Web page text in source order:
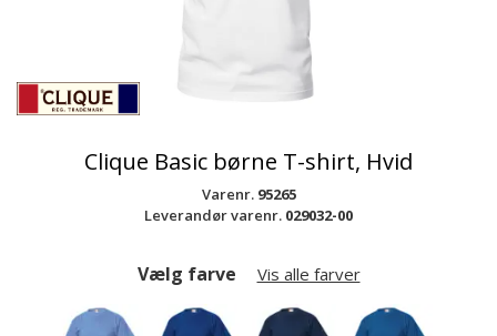
Clique Basic børne T-shirt, Hvid
Varenr. 95265
Leverandør varenr. 029032-00
Vælg farve Vis alle farver